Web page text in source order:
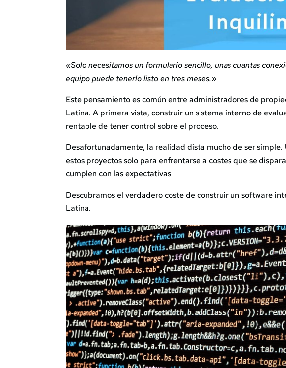
«Solo necesitamos un formulario sencillo, unas cuantas
equipo puede tenerlo listo en tres meses.»
Este pensamiento es común entre administradores de
Latina. A primera vista, construir un sistema interno de
rentable de tener control sobre el proceso.
Desafortunadamente, la realidad dista mucho de ser simple.
estos proyectos solo para enfrentarse a costes que se
cumplen con las expectativas.
Descubramos el verdadero coste de construir un software
Latina.